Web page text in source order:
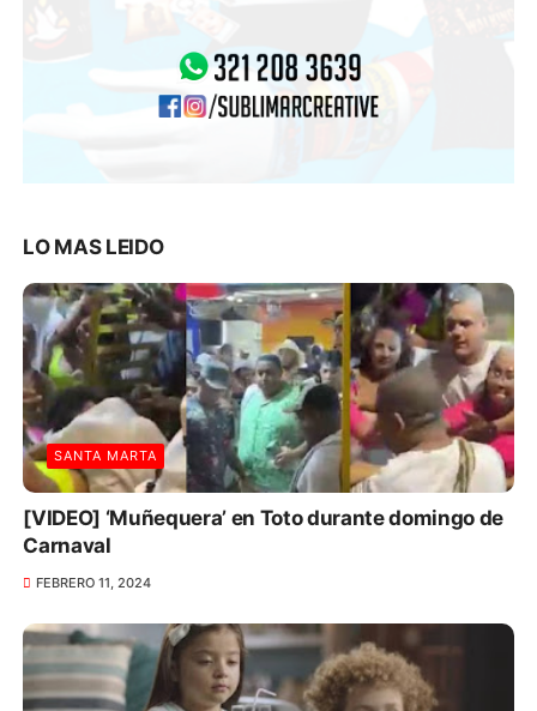
LO MAS LEIDO
SANTA MARTA
[VIDEO] ‘Muñequera’ en Toto durante domingo de
Carnaval
FEBRERO 11, 2024